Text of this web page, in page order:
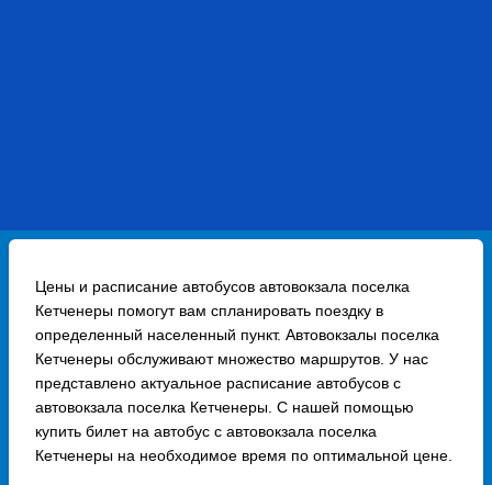
Цены и расписание автобусов автовокзала поселка
Кетченеры помогут вам спланировать поездку в
определенный населенный пункт. Автовокзалы поселка
Кетченеры обслуживают множество маршрутов. У нас
представлено актуальное расписание автобусов с
автовокзала поселка Кетченеры. С нашей помощью
купить билет на автобус с автовокзала поселка
Кетченеры на необходимое время по оптимальной цене.